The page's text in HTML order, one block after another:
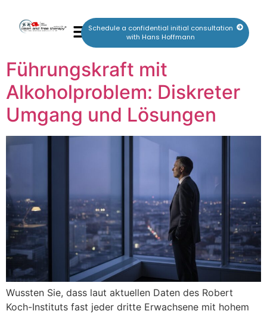
Schedule a confidential initial consultation
with Hans Hoffmann
Führungskraft mit
Alkoholproblem: Diskreter
Umgang und Lösungen
Wussten Sie, dass laut aktuellen Daten des Robert
Koch-Instituts fast jeder dritte Erwachsene mit hohem